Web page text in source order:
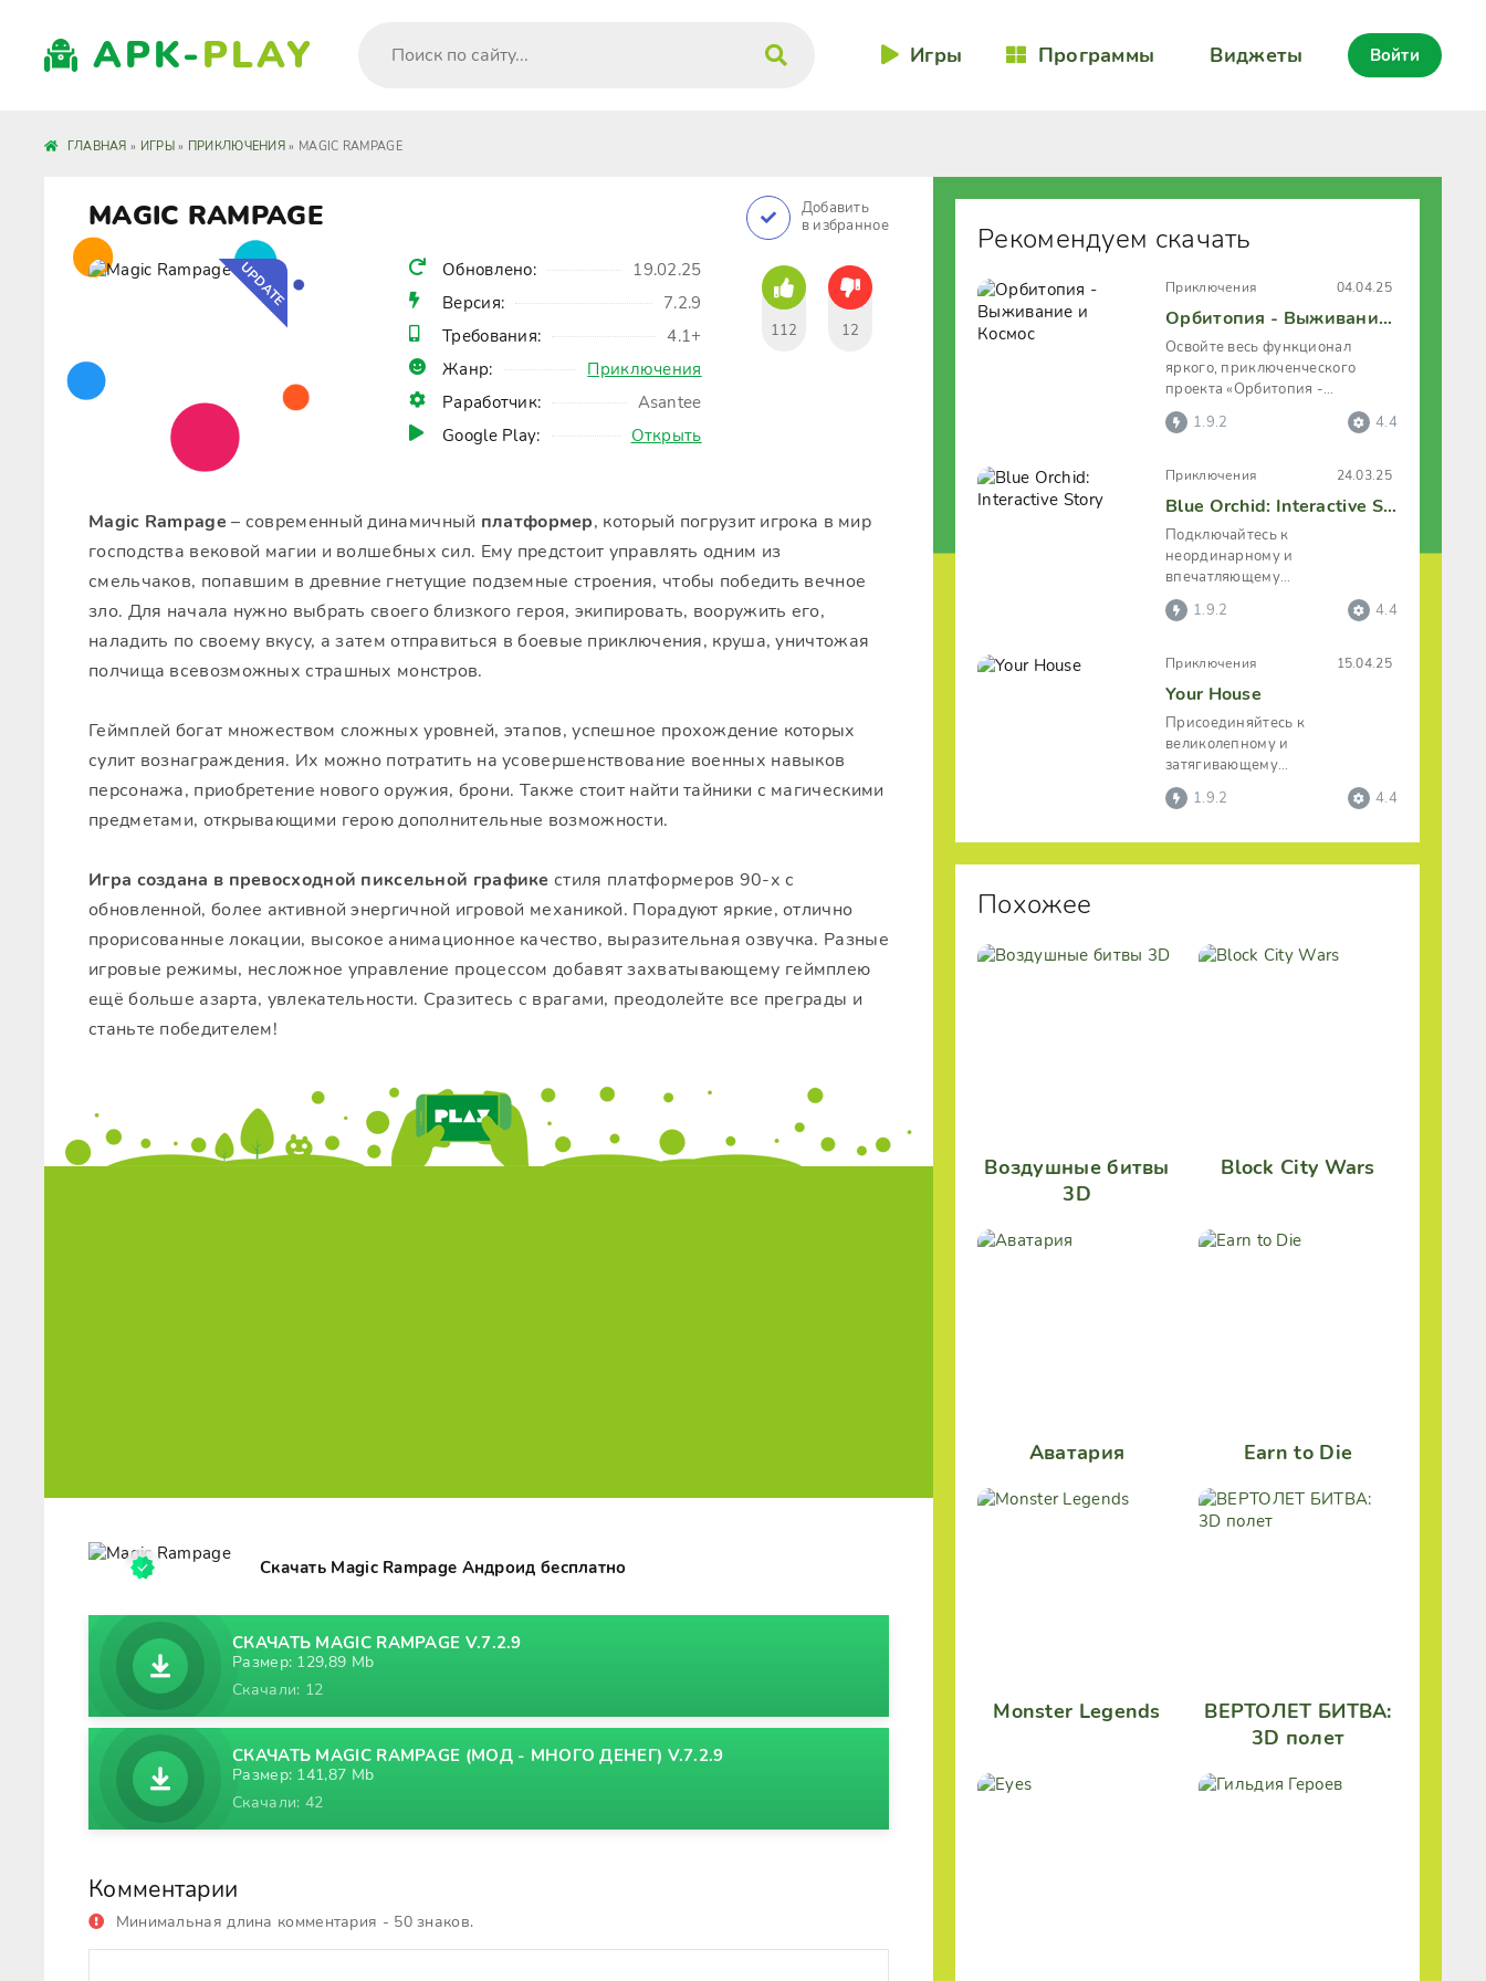
APK-PLAY Игры Программы Виджеты Войти
ГЛАВНАЯ » ИГРЫ» ПРИКЛЮЧЕНИЯ » MAGIC RAMPAGE
MAGIC RAMPAGE
Обновлено:
19.02.25
Версия:
7.2.9
Требования:
4.1+
Жанр:
Приключения
Раработчик:
Asantee
Google Play:
Открыть
UPDATE
Добавить
в избранное
112 12
Magic Rampage – современный динамичный платформер, который погрузит игрока в мир
господства вековой магии и волшебных сил. Ему предстоит управлять одним из
смельчаков, попавшим в древние гнетущие подземные строения, чтобы победить вечное
зло. Для начала нужно выбрать своего близкого героя, экипировать, вооружить его,
наладить по своему вкусу, а затем отправиться в боевые приключения, круша, уничтожая
полчища всевозможных страшных монстров.
Геймплей богат множеством сложных уровней, этапов, успешное прохождение которых
сулит вознаграждения. Их можно потратить на усовершенствование военных навыков
персонажа, приобретение нового оружия, брони. Также стоит найти тайники с магическими
предметами, открывающими герою дополнительные возможности.
Игра создана в превосходной пиксельной графике стиля платформеров 90-х с
обновленной, более активной энергичной игровой механикой. Порадуют яркие, отлично
прорисованные локации, высокое анимационное качество, выразительная озвучка. Разные
игровые режимы, несложное управление процессом добавят захватывающему геймплею
ещё больше азарта, увлекательности. Сразитесь с врагами, преодолейте все преграды и
станьте победителем!
Скачать Magic Rampage Андроид бесплатно
СКАЧАТЬ MAGIC RAMPAGE V.7.2.9
Размер: 129,89 Mb
Скачали: 12
СКАЧАТЬ MAGIC RAMPAGE (МОД - МНОГО ДЕНЕГ) V.7.2.9
Размер: 141,87 Mb
Скачали: 42
Комментарии
Минимальная длина комментария - 50 знаков.
Рекомендуем скачать
Приключения 04.04.25
Орбитопия - Выживание и Космос
Освойте весь функционал
яркого, приключенческого
проекта «Орбитопия -
Выживание и Космос», по
названию которого
1.9.2 4.4
Приключения 24.03.25
Blue Orchid: Interactive Story
Подключайтесь к
неординарному и
впечатляющему
приключенческому проекту
«Blue Orchid: Interactive Story»,
1.9.2 4.4
Приключения 15.04.25
Your House
Присоединяйтесь к
великолепному и
затягивающему
приключенческому проекту
«Your House», выполненному в
1.9.2 4.4
Похожее
Воздушные битвы
3D
Block City Wars
Аватария Earn to Die
Monster Legends
ВЕРТОЛЕТ БИТВА:
3D полет